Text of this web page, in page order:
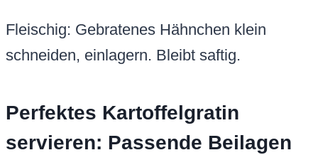
Fleischig: Gebratenes Hähnchen klein
schneiden, einlagern. Bleibt saftig.
Perfektes Kartoffelgratin
servieren: Passende Beilagen